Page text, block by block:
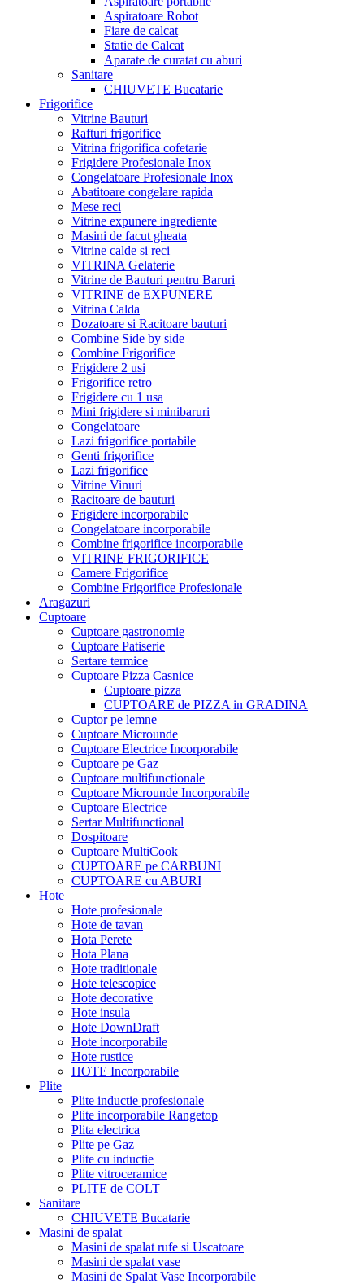
Aspiratoare Robot
Fiare de calcat
Statie de Calcat
Aparate de curatat cu aburi
Sanitare
CHIUVETE Bucatarie
Frigorifice
Vitrine Bauturi
Rafturi frigorifice
Vitrina frigorifica cofetarie
Frigidere Profesionale Inox
Congelatoare Profesionale Inox
Abatitoare congelare rapida
Mese reci
Vitrine expunere ingrediente
Masini de facut gheata
Vitrine calde si reci
VITRINA Gelaterie
Vitrine de Bauturi pentru Baruri
VITRINE de EXPUNERE
Vitrina Calda
Dozatoare si Racitoare bauturi
Combine Side by side
Combine Frigorifice
Frigidere 2 usi
Frigorifice retro
Frigidere cu 1 usa
Mini frigidere si minibaruri
Congelatoare
Lazi frigorifice portabile
Genti frigorifice
Lazi frigorifice
Vitrine Vinuri
Racitoare de bauturi
Frigidere incorporabile
Congelatoare incorporabile
Combine frigorifice incorporabile
VITRINE FRIGORIFICE
Camere Frigorifice
Combine Frigorifice Profesionale
Aragazuri
Cuptoare
Cuptoare gastronomie
Cuptoare Patiserie
Sertare termice
Cuptoare Pizza Casnice
Cuptoare pizza
CUPTOARE de PIZZA in GRADINA
Cuptor pe lemne
Cuptoare Microunde
Cuptoare Electrice Incorporabile
Cuptoare pe Gaz
Cuptoare multifunctionale
Cuptoare Microunde Incorporabile
Cuptoare Electrice
Sertar Multifunctional
Dospitoare
Cuptoare MultiCook
CUPTOARE pe CARBUNI
CUPTOARE cu ABURI
Hote
Hote profesionale
Hote de tavan
Hota Perete
Hota Plana
Hote traditionale
Hote telescopice
Hote decorative
Hote insula
Hote DownDraft
Hote incorporabile
Hote rustice
HOTE Incorporabile
Plite
Plite inductie profesionale
Plite incorporabile Rangetop
Plita electrica
Plite pe Gaz
Plite cu inductie
Plite vitroceramice
PLITE de COLT
Sanitare
CHIUVETE Bucatarie
Masini de spalat
Masini de spalat rufe si Uscatoare
Masini de spalat vase
Masini de Spalat Vase Incorporabile